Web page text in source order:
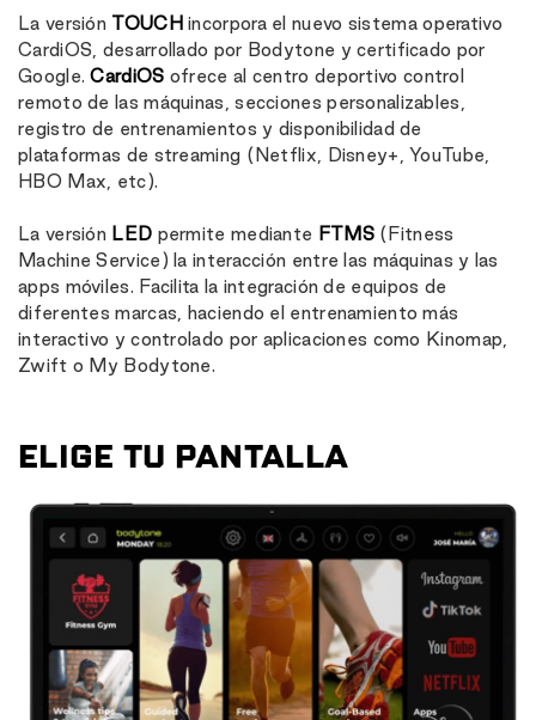
La versión TOUCH incorpora el nuevo sistema operativo
CardiOS, desarrollado por Bodytone y certificado por
Google.CardiOS ofrece al centro deportivo control
remoto de las máquinas, secciones personalizables,
registro de entrenamientos y disponibilidad de
plataformas de streaming (Netflix, Disney+, YouTube,
HBO Max, etc).
La versión LED permite mediante FTMS(Fitness
Machine Service) la interacción entre las máquinas y las
apps móviles. Facilita la integración de equipos de
diferentes marcas, haciendo el entrenamiento más
interactivo y controlado por aplicaciones como Kinomap,
Zwift o My Bodytone.
ELIGE TU PANTALLA